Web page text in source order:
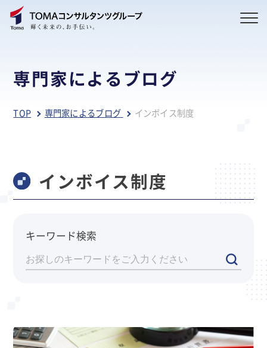
専門家によるブログ
TOP 専門家によるブログ インボイス制度
インボイス制度
キーワード検索